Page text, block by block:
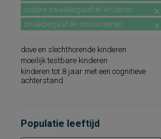
Abonneren
FAQ
oudere zwakbegaafde kinderen
zwakbegaafde volwassenen
dove en slechthorende kinderen
moeilijk testbare kinderen
kinderen tot 8 jaar met een cognitieve
achterstand
Populatie leeftijd